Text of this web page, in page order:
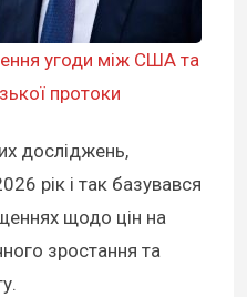
угоди між США та
протоки
досліджень,
рік і так базувався
щодо цін на
зростання та